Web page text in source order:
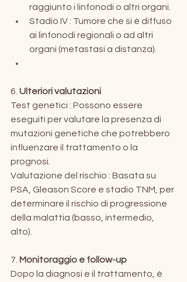
raggiunto i linfonodi o altri organi.
Stadio IV : Tumore che si è diffuso
ai linfonodi regionali o ad altri
organi (metastasi a distanza).
6. Ulteriori valutazioni
Test genetici : Possono essere
eseguiti per valutare la presenza di
mutazioni genetiche che potrebbero
influenzare il trattamento o la
prognosi.
Valutazione del rischio : Basata su
PSA, Gleason Score e stadio TNM, per
determinare il rischio di progressione
della malattia (basso, intermedio,
alto).
7. Monitoraggio e follow-up
Dopo la diagnosi e il trattamento, è